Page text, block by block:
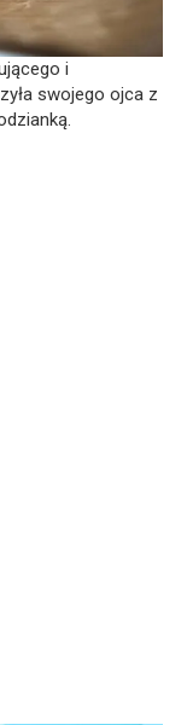
i
swojego ojca z